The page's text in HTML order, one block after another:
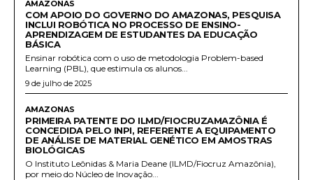
AMAZONAS
COM APOIO DO GOVERNO DO AMAZONAS, PESQUISA
INCLUI ROBÓTICA NO PROCESSO DE ENSINO-
APRENDIZAGEM DE ESTUDANTES DA EDUCAÇÃO
BÁSICA
Ensinar robótica com o uso de metodologia Problem-based
Learning (PBL), que estimula os alunos...
9 de julho de 2025
AMAZONAS
PRIMEIRA PATENTE DO ILMD/FIOCRUZAMAZÔNIA É
CONCEDIDA PELO INPI, REFERENTE A EQUIPAMENTO
DE ANÁLISE DE MATERIAL GENÉTICO EM AMOSTRAS
BIOLÓGICAS
O Instituto Leônidas & Maria Deane (ILMD/Fiocruz Amazônia),
por meio do Núcleo de Inovação...